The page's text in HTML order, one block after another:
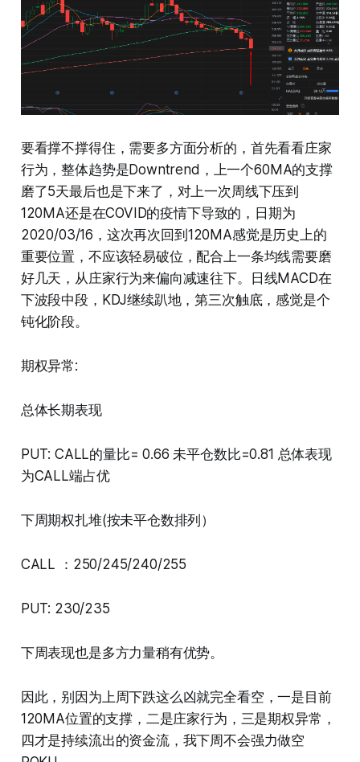
要看撑不撑得住，需要多方面分析的，首先看看庄家
行为，整体趋势是Downtrend，上一个60MA的支撑
磨了5天最后也是下来了，对上一次周线下压到
120MA还是在COVID的疫情下导致的，日期为
2020/03/16，这次再次回到120MA感觉是历史上的
重要位置，不应该轻易破位，配合上一条均线需要磨
好几天，从庄家行为来偏向减速往下。日线MACD在
下波段中段，KDJ继续趴地，第三次触底，感觉是个
钝化阶段。
期权异常:
总体长期表现
PUT: CALL的量比= 0.66 未平仓数比=0.81 总体表现
为CALL端占优
下周期权扎堆(按未平仓数排列）
CALL ：250/245/240/255
PUT: 230/235
下周表现也是多方力量稍有优势。
因此，别因为上周下跌这么凶就完全看空，一是目前
120MA位置的支撑，二是庄家行为，三是期权异常，
四才是持续流出的资金流，我下周不会强力做空